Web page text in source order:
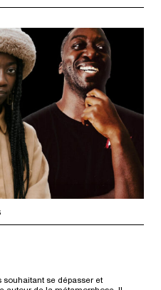
souhaitant se dépasser et